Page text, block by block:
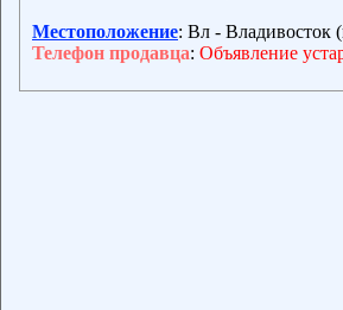
Местоположение: Вл - Владивосток
Телефон продавца: Объявление